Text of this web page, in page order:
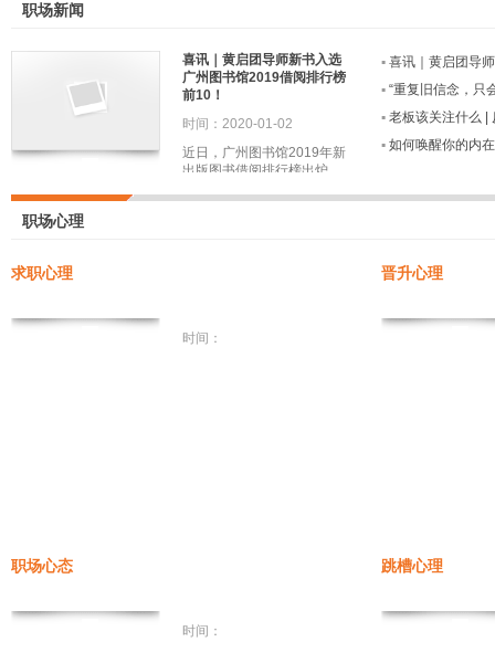
职场新闻
喜讯｜黄启团导师新书入选
广州图书馆2019借阅排行榜
前10！
时间：2020-01-02
近日，广州图书馆2019年新
出版图书借阅排行榜出炉...
▪ 喜讯｜黄启团导师
▪ “重复旧信念，只会得
▪ 老板该关注什么 |
▪ 如何唤醒你的内在
职场心理
求职心理
时间：
晋升心理
职场心态
时间：
跳槽心理